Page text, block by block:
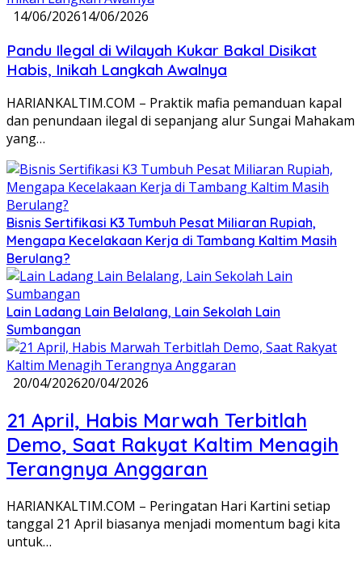
14/06/202614/06/2026
Pandu Ilegal di Wilayah Kukar Bakal Disikat
Habis, Inikah Langkah Awalnya
HARIANKALTIM.COM – Praktik mafia pemanduan kapal
dan penundaan ilegal di sepanjang alur Sungai Mahakam
yang…
Bisnis Sertifikasi K3 Tumbuh Pesat Miliaran Rupiah,
Mengapa Kecelakaan Kerja di Tambang Kaltim Masih
Berulang?
Lain Ladang Lain Belalang, Lain Sekolah Lain
Sumbangan
20/04/202620/04/2026
21 April, Habis Marwah Terbitlah
Demo, Saat Rakyat Kaltim Menagih
Terangnya Anggaran
HARIANKALTIM.COM – Peringatan Hari Kartini setiap
tanggal 21 April biasanya menjadi momentum bagi kita
untuk…